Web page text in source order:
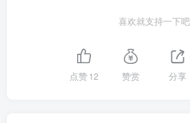
喜欢就支持一下吧
点赞12 赞赏 分享